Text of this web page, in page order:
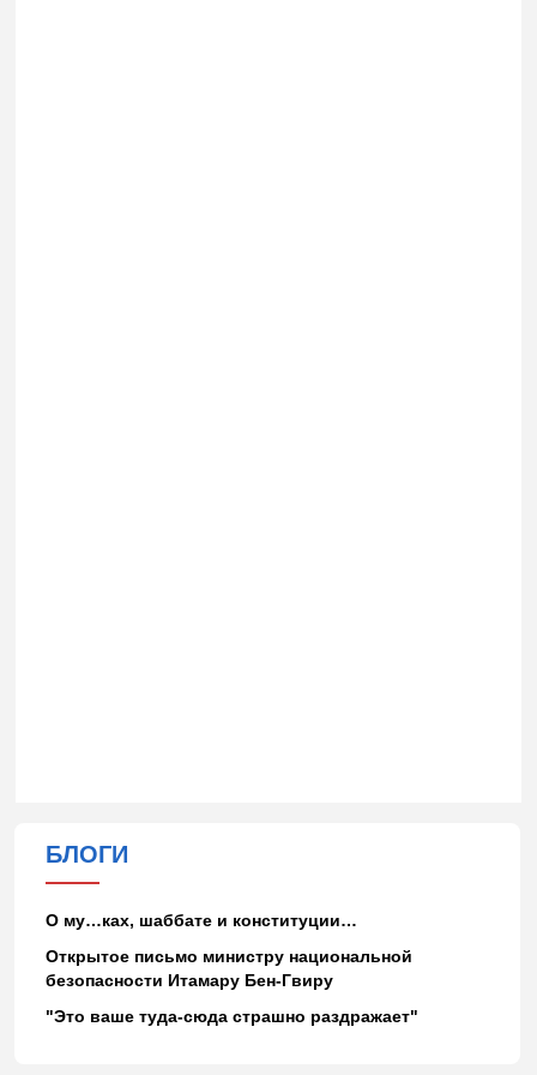
БЛОГИ
О му…ках, шаббате и конституции…
Открытое письмо министру национальной
безопасности Итамару Бен-Гвиру
"Это ваше туда-сюда страшно раздражает"